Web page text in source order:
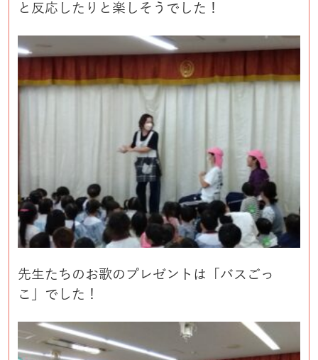
と反応したりと楽しそうでした！
先生たちのお歌のプレゼントは「バスごっ
こ」でした！